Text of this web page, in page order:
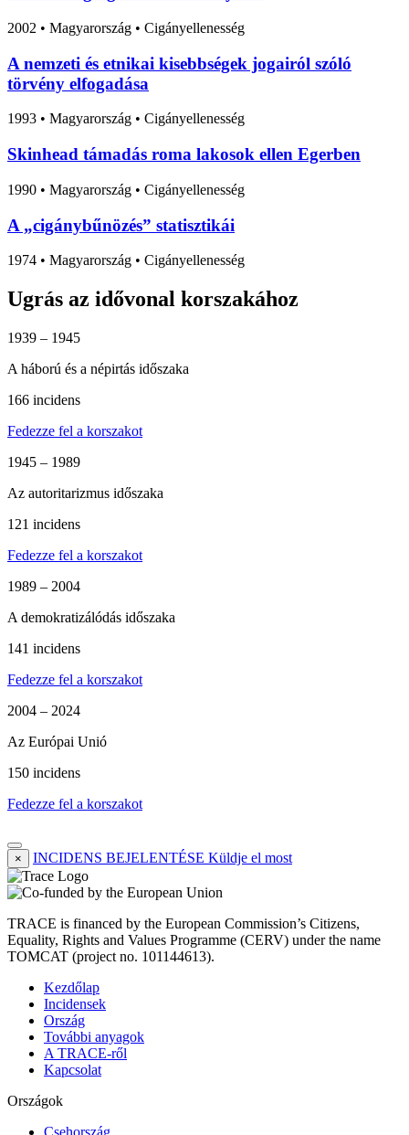
2002 • Magyarország • Cigányellenesség
A nemzeti és etnikai kisebbségek jogairól szóló
törvény elfogadása
1993 • Magyarország • Cigányellenesség
Skinhead támadás roma lakosok ellen Egerben
1990 • Magyarország • Cigányellenesség
A „cigánybűnözés” statisztikái
1974 • Magyarország • Cigányellenesség
Ugrás az idővonal korszakához
1939 – 1945
A háború és a népirtás időszaka
166 incidens
Fedezze fel a korszakot
1945 – 1989
Az autoritarizmus időszaka
121 incidens
Fedezze fel a korszakot
1989 – 2004
A demokratizálódás időszaka
141 incidens
Fedezze fel a korszakot
2004 – 2024
Az Európai Unió
150 incidens
Fedezze fel a korszakot
× INCIDENS BEJELENTÉSE Küldje el most
TRACE is financed by the European Commission’s Citizens,
Equality, Rights and Values Programme (CERV) under the name
TOMCAT (project no. 101144613).
Kezdőlap
Incidensek
Ország
További anyagok
A TRACE-ről
Kapcsolat
Országok